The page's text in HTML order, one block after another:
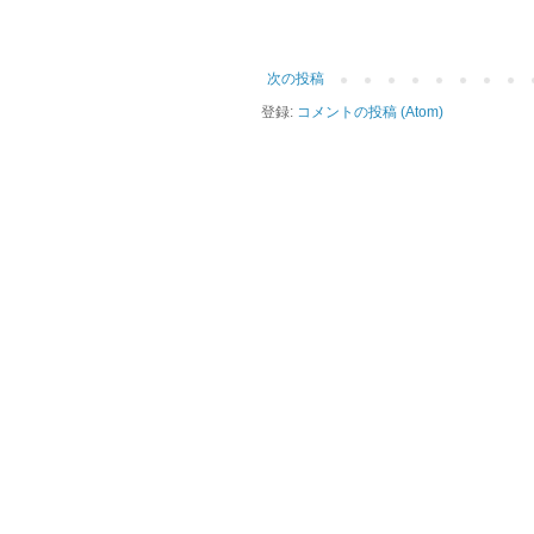
次の投稿
登録: コメントの投稿 (Atom)